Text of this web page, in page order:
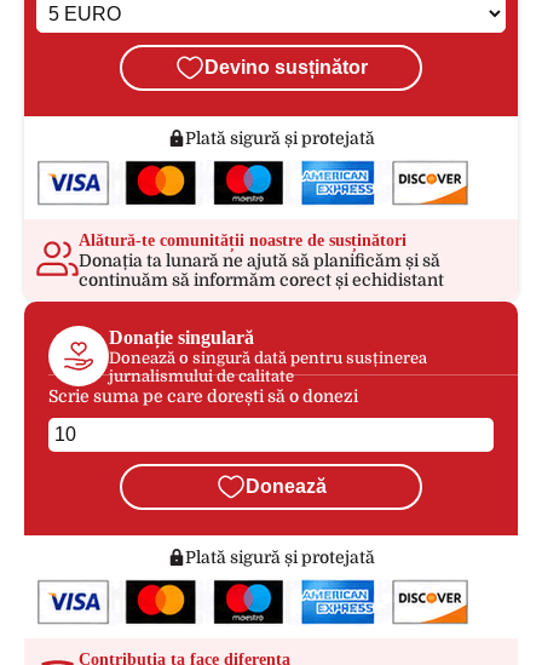
Devino susținător
Plată sigură și protejată
Alătură-te comunității noastre de susținători
Donația ta lunară ne ajută să planificăm și să
continuăm să informăm corect și echidistant
Donație singulară
Donează o singură dată pentru susținerea
jurnalismului de calitate
Scrie suma pe care dorești să o donezi
Donează
Plată sigură și protejată
Contribuția ta face diferența